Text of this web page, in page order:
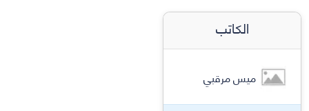
الكاتب
ميس مرقبي